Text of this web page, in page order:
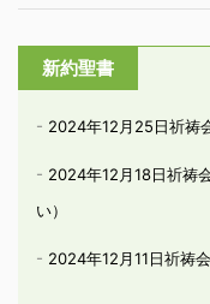
新約聖書
2024年12月25日祈祷
2024年12月18日祈祷
い）
2024年12月11日祈祷